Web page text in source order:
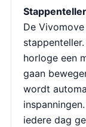
Stappenteller
De
horloge een
gaan
wordt
iedere dag